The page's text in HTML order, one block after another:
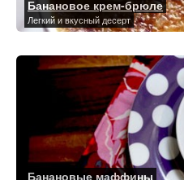
Банановое крем-брюле
Легкий и вкусный десерт
Банановые маффины